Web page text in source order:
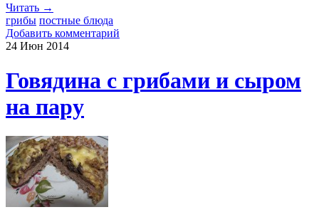
Читать →
грибы постные блюда
Добавить комментарий
24 Июн 2014
Говядина с грибами и сыром
на пару